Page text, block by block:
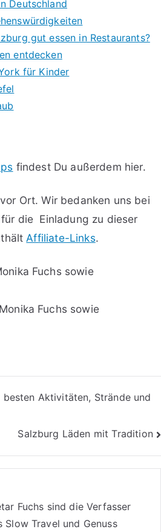
Deutschland
gut essen in Restaurants?
entdecken
für Kinder
findest Du außerdem hier.
Ort. Wir bedanken uns bei
die Einladung zu dieser
Affiliate-Links.
Fuchs sowie
Fuchs sowie
Aktivitäten, Strände und
Salzburg Läden mit Tradition
Fuchs sind die Verfasser
Slow Travel und Genuss